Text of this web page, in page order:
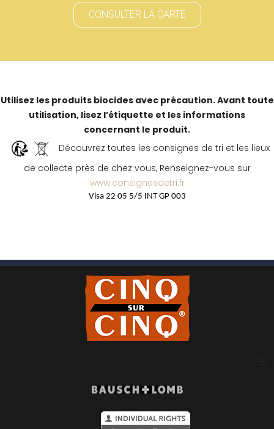
CONSULTER LA CARTE
Utilisez les produits biocides avec précaution. Avant toute
utilisation, lisez l’étiquette et les informations
concernant le produit.
Découvrez toutes les consignes de tri et les lieux
de collecte près de chez vous, Renseignez-vous sur
www.consignesdetri.fr
Visa 22 05 5/5 INT GP 003
Plan du site
Mentions légales